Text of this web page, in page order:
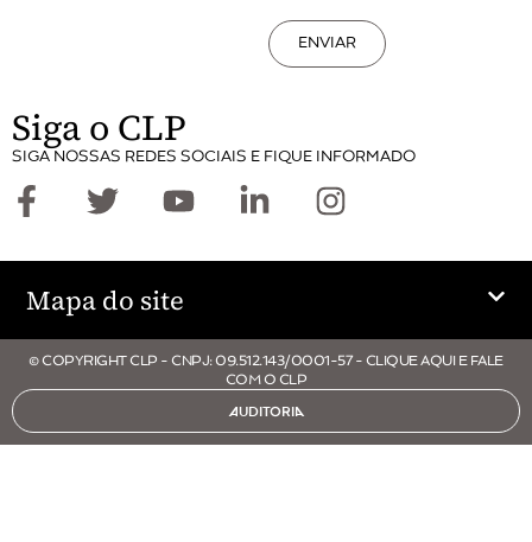
ENVIAR
Siga o CLP
SIGA NOSSAS REDES SOCIAIS E FIQUE INFORMADO
Mapa do site
© COPYRIGHT CLP - CNPJ: 09.512.143/0001-57 - CLIQUE AQUI E FALE
COM O CLP
AUDITORIA